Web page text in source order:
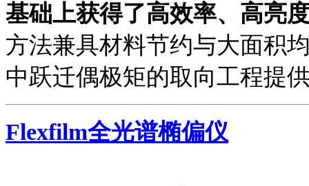
基础上获得了高效率、高亮
方法兼具材料节约与大面积
中跃迁偶极矩的取向工程提
Flexfilm全光谱椭偏仪